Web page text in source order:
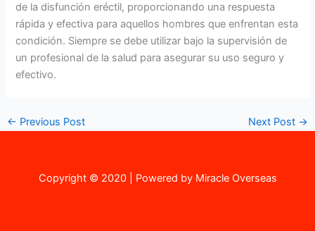
de la disfunción eréctil, proporcionando una respuesta
rápida y efectiva para aquellos hombres que enfrentan esta
condición. Siempre se debe utilizar bajo la supervisión de
un profesional de la salud para asegurar su uso seguro y
efectivo.
← Previous Post Next Post →
Copyright © 2020 | Powered by Miracle Overseas